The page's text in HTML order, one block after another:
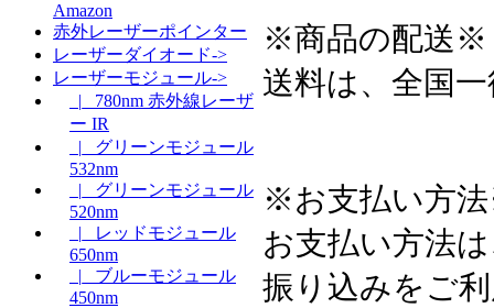
Amazon
赤外レーザーポインター
レーザーダイオード->
レーザーモジュール->
|_ 780nm 赤外線レーザ
ー IR
|_ グリーンモジュール
532nm
|_ グリーンモジュール
520nm
|_ レッドモジュール
650nm
|_ ブルーモジュール
450nm
※商品の配送※
送料は、全国
※お支払い方
お支払い方法
振り込みをご